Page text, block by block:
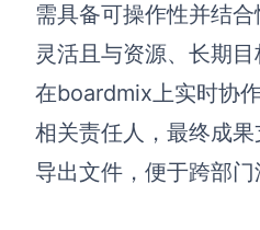
需具备可操作性并结
灵活且与资源、长期
在boardmix上实时协
相关责任人，最终成
导出文件，便于跨部门